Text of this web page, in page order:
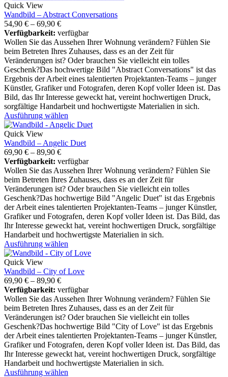
Quick View
Wandbild – Abstract Conversations
54,90 € – 69,90 €
Verfügbarkeit: verfügbar
Wollen Sie das Aussehen Ihrer Wohnung verändern? Fühlen Sie
beim Betreten Ihres Zuhauses, dass es an der Zeit für
Veränderungen ist? Oder brauchen Sie vielleicht ein tolles
Geschenk?Das hochwertige Bild "Abstract Conversations" ist das
Ergebnis der Arbeit eines talentierten Projektanten-Teams – junger
Künstler, Grafiker und Fotografen, deren Kopf voller Ideen ist. Das
Bild, das Ihr Interesse geweckt hat, vereint hochwertigen Druck,
sorgfältige Handarbeit und hochwertigste Materialien in sich.
Ausführung wählen
Quick View
Wandbild – Angelic Duet
69,90 € – 89,90 €
Verfügbarkeit: verfügbar
Wollen Sie das Aussehen Ihrer Wohnung verändern? Fühlen Sie
beim Betreten Ihres Zuhauses, dass es an der Zeit für
Veränderungen ist? Oder brauchen Sie vielleicht ein tolles
Geschenk?Das hochwertige Bild "Angelic Duet" ist das Ergebnis
der Arbeit eines talentierten Projektanten-Teams – junger Künstler,
Grafiker und Fotografen, deren Kopf voller Ideen ist. Das Bild, das
Ihr Interesse geweckt hat, vereint hochwertigen Druck, sorgfältige
Handarbeit und hochwertigste Materialien in sich.
Ausführung wählen
Quick View
Wandbild – City of Love
69,90 € – 89,90 €
Verfügbarkeit: verfügbar
Wollen Sie das Aussehen Ihrer Wohnung verändern? Fühlen Sie
beim Betreten Ihres Zuhauses, dass es an der Zeit für
Veränderungen ist? Oder brauchen Sie vielleicht ein tolles
Geschenk?Das hochwertige Bild "City of Love" ist das Ergebnis
der Arbeit eines talentierten Projektanten-Teams – junger Künstler,
Grafiker und Fotografen, deren Kopf voller Ideen ist. Das Bild, das
Ihr Interesse geweckt hat, vereint hochwertigen Druck, sorgfältige
Handarbeit und hochwertigste Materialien in sich.
Ausführung wählen